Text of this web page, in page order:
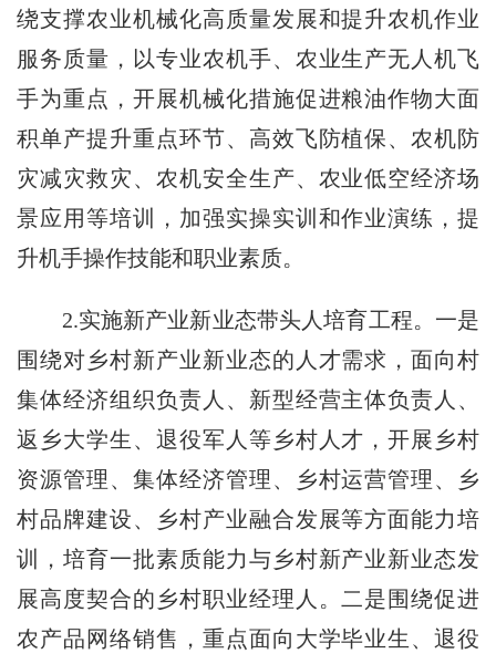
绕支撑农业机械化高质量发展和提升农机作业
服务质量，以专业农机手、农业生产无人机飞
手为重点，开展机械化措施促进粮油作物大面
积单产提升重点环节、高效飞防植保、农机防
灾减灾救灾、农机安全生产、农业低空经济场
景应用等培训，加强实操实训和作业演练，提
升机手操作技能和职业素质。
2.实施新产业新业态带头人培育工程。一是
围绕对乡村新产业新业态的人才需求，面向村
集体经济组织负责人、新型经营主体负责人、
返乡大学生、退役军人等乡村人才，开展乡村
资源管理、集体经济管理、乡村运营管理、乡
村品牌建设、乡村产业融合发展等方面能力培
训，培育一批素质能力与乡村新产业新业态发
展高度契合的乡村职业经理人。二是围绕促进
农产品网络销售，重点面向大学毕业生、退役